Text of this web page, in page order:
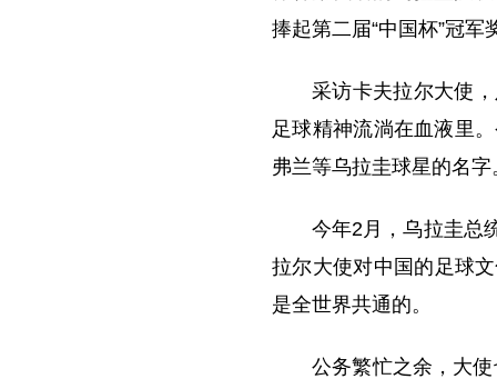
捧起第二届“中国杯”冠军
采访卡夫拉尔大使
足球精神流淌在血液里
弗兰等乌拉圭球星的名字
今年2月，乌拉圭总
拉尔大使对中国的足球
是全世界共通的。
公务繁忙之余，大